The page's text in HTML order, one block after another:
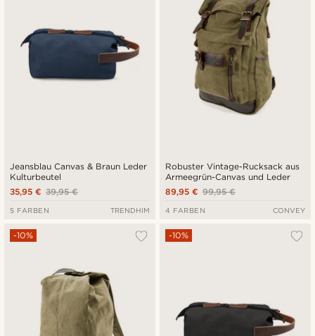
Jeansblau Canvas & Braun Leder
Kulturbeutel
39,95 €
35,95 €
5 FARBEN TRENDHIM
Robuster Vintage-Rucksack aus
Armeegrün-Canvas und Leder
99,95 €
89,95 €
4 FARBEN CONVEY
-10% -10%